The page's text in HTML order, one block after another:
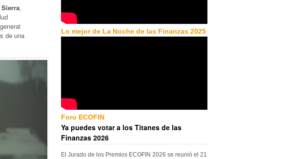
Sierra,
de una
Lo mejor de La Noche de las Finanzas 2025
Foro ECOFIN
Ya puedes votar a los Titanes de las
Finanzas 2026
El Jurado de los Premios ECOFIN 2026 se reunió el 21